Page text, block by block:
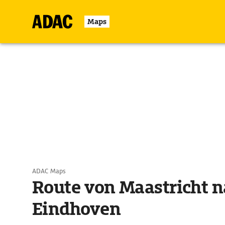
Maps
ADAC Maps
Route von Maastricht
Eindhoven